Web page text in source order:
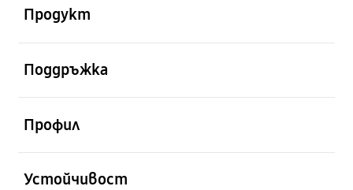
Продукт
Поддръжка
Профил
Устойчивост